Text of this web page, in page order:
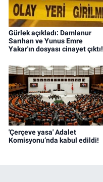
Gürlek açıkladı: Damlanur
Sarıhan ve Yunus Emre
Yakar'ın dosyası cinayet çıktı!
'Çerçeve yasa' Adalet
Komisyonu’nda kabul edildi!